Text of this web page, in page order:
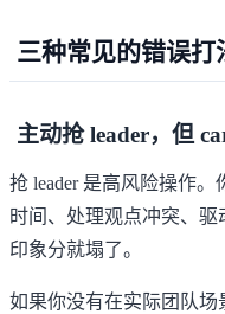
三种常见的错误打
主动抢 leader，但
抢 leader 是高风险操作
时间、处理观点冲突、
印象分就塌了。
如果你没有在实际团队